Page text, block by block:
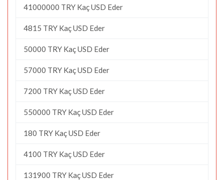
41000000 TRY Kaç USD Eder
4815 TRY Kaç USD Eder
50000 TRY Kaç USD Eder
57000 TRY Kaç USD Eder
7200 TRY Kaç USD Eder
550000 TRY Kaç USD Eder
180 TRY Kaç USD Eder
4100 TRY Kaç USD Eder
131900 TRY Kaç USD Eder